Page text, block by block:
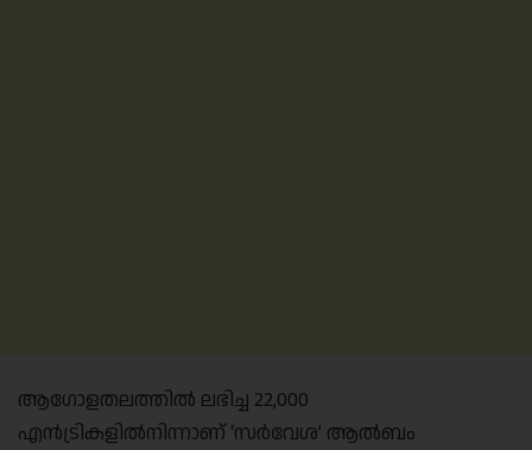
ആഗോളതലത്തില്‍ ലഭിച്ച 22,000
എന്‍ട്രികളില്‍നിന്നാണ് ‘സര്‍വേശ’ ആല്‍ബം